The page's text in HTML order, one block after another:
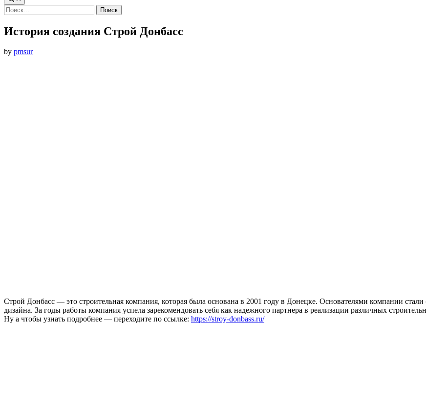
Найти:
История создания Строй Донбасс
by pmsur
Строй Донбасс — это строительная компания, которая была основана в 2001 году в Донецке. Основателями компании
дизайна. За годы работы компания успела зарекомендовать себя как надежного партнера в реализации различных
Ну а чтобы узнать подробнее — переходите по ссылке: https://stroy-donbass.ru/